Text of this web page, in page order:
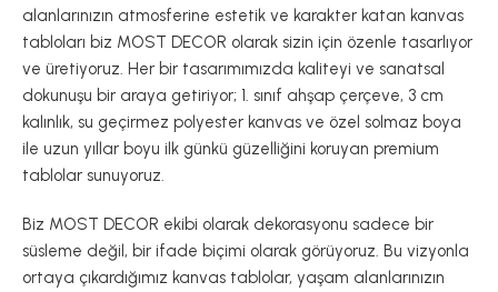
alanlarınızın atmosferine estetik ve karakter katan kanvas
tabloları biz MOST DECOR olarak sizin için özenle tasarlıyor
ve üretiyoruz. Her bir tasarımımızda kaliteyi ve sanatsal
dokunuşu bir araya getiriyor; 1. sınıf ahşap çerçeve, 3 cm
kalınlık, su geçirmez polyester kanvas ve özel solmaz boya
ile uzun yıllar boyu ilk günkü güzelliğini koruyan premium
tablolar sunuyoruz.
Biz MOST DECOR ekibi olarak dekorasyonu sadece bir
süsleme değil, bir ifade biçimi olarak görüyoruz. Bu vizyonla
ortaya çıkardığımız kanvas tablolar, yaşam alanlarınızın